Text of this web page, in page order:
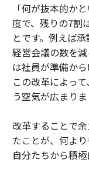
「何が抜本的か
度で、残りの7割
とです。例えば
経営会議の数を
は社員が準備か
この改革によっ
う空気が広まりま
改革することで
たことが、何よ
自分たちから積